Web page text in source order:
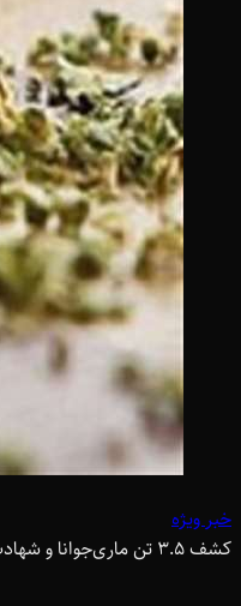
خبر ویژه
کشف ۳.۵ تن ماری‌جوانا و شهادت مأمور پلیس در ایذه